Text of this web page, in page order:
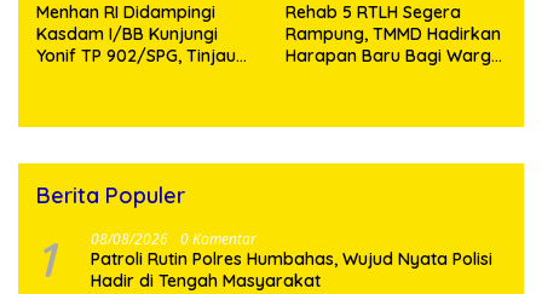
Menhan RI Didampingi
Kasdam I/BB Kunjungi
Yonif TP 902/SPG, Tinjau
Rehab 5 RTLH Segera
Rampung, TMMD Hadirkan
Harapan Baru Bagi Warga
Berita Populer
1 08/08/2026 0 Komentar
Patroli Rutin Polres Humbahas, Wujud Nyata Polisi
Hadir di Tengah Masyarakat